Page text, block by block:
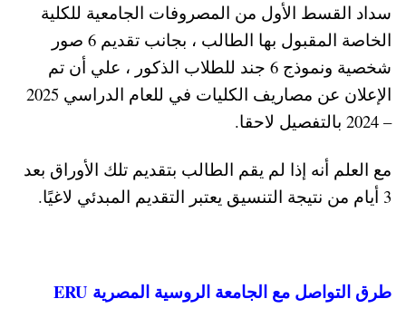
سداد القسط الأول من المصروفات الجامعية للكلية
الخاصة المقبول بها الطالب ، بجانب تقديم 6 صور
شخصية ونموذج 6 جند للطلاب الذكور ، علي أن تم
الإعلان عن مصاريف الكليات في للعام الدراسي 2025
– 2024 بالتفصيل لاحقا.
مع العلم أنه إذا لم يقم الطالب بتقديم تلك الأوراق بعد
3 أيام من نتيجة التنسيق يعتبر التقديم المبدئي لاغيًا.
طرق التواصل مع الجامعة الروسية المصرية ERU